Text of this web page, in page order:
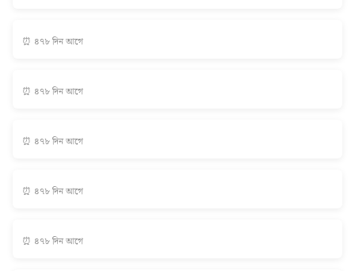
⏰ ৪৭৮ দিন আগে
⏰ ৪৭৮ দিন আগে
⏰ ৪৭৮ দিন আগে
⏰ ৪৭৮ দিন আগে
⏰ ৪৭৮ দিন আগে